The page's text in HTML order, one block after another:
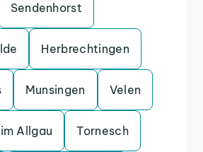
Sendenhorst
Herbrechtingen
Munsingen Velen
Allgau Tornesch